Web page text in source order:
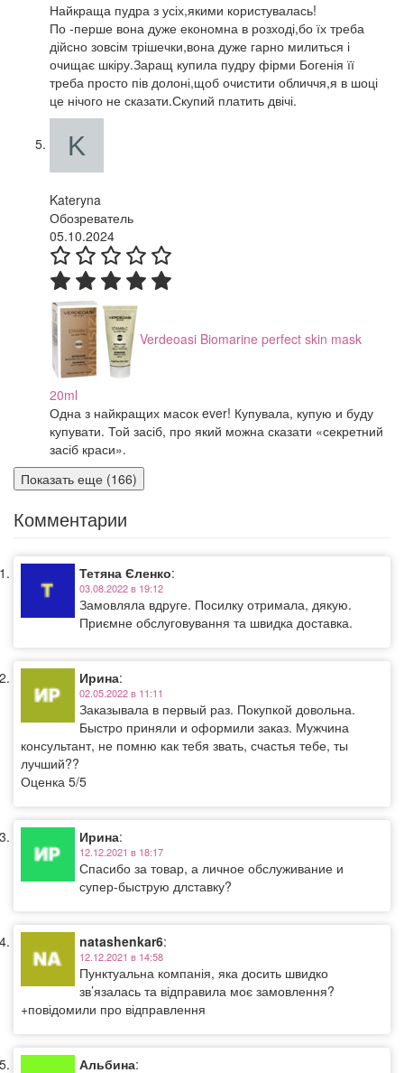
Найкраща пудра з усіх,якими користувалась!
По -перше вона дуже економна в розході,бо їх треба
дійсно зовсім трішечки,вона дуже гарно милиться і
очищає шкіру.Заращ купила пудру фірми Богенія її
треба просто пів долоні,щоб очистити обличчя,я в шоці
це нічого не сказати.Скупий платить двічі.
Kateryna
Обозреватель
05.10.2024
Verdeoasi Biomarine perfect skin mask
20ml
Одна з найкращих масок ever! Купувала, купую и буду
купувати. Той засіб, про який можна сказати «секретний
засіб краси».
Показать еще (166)
Комментарии
Тетяна Єленко:
03.08.2022 в 19:12
Замовляла вдруге. Посилку отримала, дякую.
Приємне обслуговування та швидка доставка.
Ирина:
02.05.2022 в 11:11
Заказывала в первый раз. Покупкой довольна.
Быстро приняли и оформили заказ. Мужчина
консультант, не помню как тебя звать, счастья тебе, ты
лучший??
Оценка 5/5
Ирина:
12.12.2021 в 18:17
Спасибо за товар, а личное обслуживание и
супер-быструю длставку?
natashenkar6:
12.12.2021 в 14:58
Пунктуальна компанія, яка досить швидко
зв’язалась та відправила моє замовлення?
+повідомили про відправлення
Альбина: